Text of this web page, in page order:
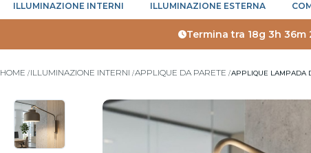
ILLUMINAZIONE INTERNI ILLUMINAZIONE ESTERNA
Termina tra18g 3h 36m
HOME ILLUMINAZIONE INTERNI APPLIQUE DA PARETE APPLIQUE LAMPADA